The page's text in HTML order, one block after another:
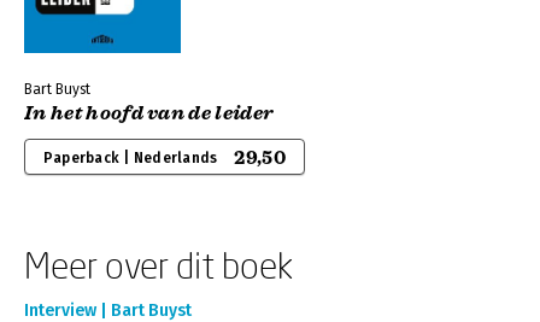
Bart Buyst
In het hoofd van de leider
Paperback | Nederlands 29,50
Meer over dit boek
Interview | Bart Buyst